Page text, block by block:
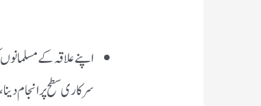
اپنے علاقہ کے
سرکاری سطح پر انجام